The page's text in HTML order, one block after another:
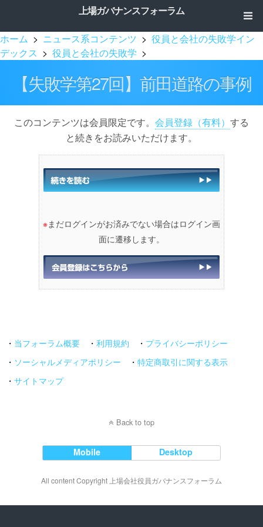
上場ガバナンスフォーラム
ホーム > ニュース系コンテンツ > 役員と会社の失敗学イン
デックス > 役員と会社の失敗学 >
【失敗学第27回】前田道路の事例
このコンテンツは会員限定です。 会員登録（有料） する
と続きをお読みいただけます。
※まだログインがお済みでない場合はログイン画
面に遷移します。
・ 当フォーラム概要 ・ 利用規約 ・ プライバシーポリシー
・ ソーシャルメディアポリシー ・ 特定商取引に関する表示
・ サイトマップ
Back to top
Mobile Desktop
All content Copyright 上場会社役員ガバナンスフォーラム